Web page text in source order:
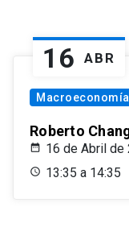
16 ABR
Macroeconomía
Roberto
16 de Abril de
13:35 a 14:35